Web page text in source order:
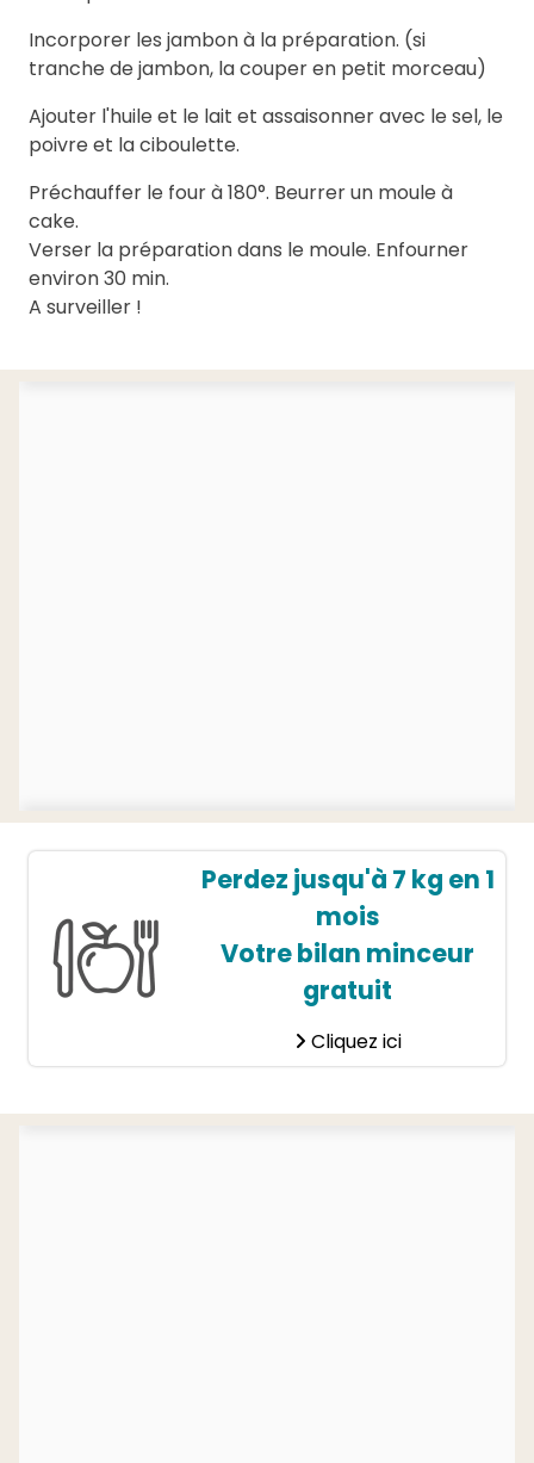
Incorporer les jambon à la préparation. (si
tranche de jambon, la couper en petit morceau)
Ajouter l'huile et le lait et assaisonner avec le sel, le
poivre et la ciboulette.
Préchauffer le four à 180°. Beurrer un moule à
cake.
Verser la préparation dans le moule. Enfourner
environ 30 min.
A surveiller !
Perdez jusqu'à 7 kg en 1
mois
Votre bilan minceur
gratuit
Cliquez ici